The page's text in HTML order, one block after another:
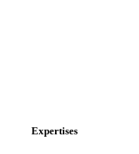
Expertises